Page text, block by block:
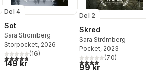
Del 4
Sot
Sara Strömberg
Storpocket, 2026
4,7utav 5 stjärnor. Totalt antal röster:
(16)
149 kr
Del 2
Skred
Sara Strömberg
Pocket, 2023
3,9utav 5 stjärnor.
(70)
99 kr